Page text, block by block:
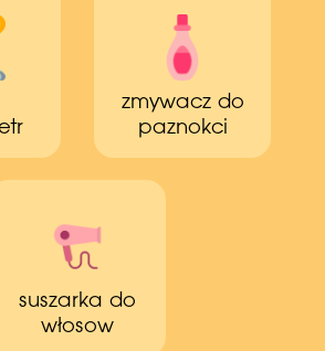
zmywacz do
paznokci
suszarka do
włosow